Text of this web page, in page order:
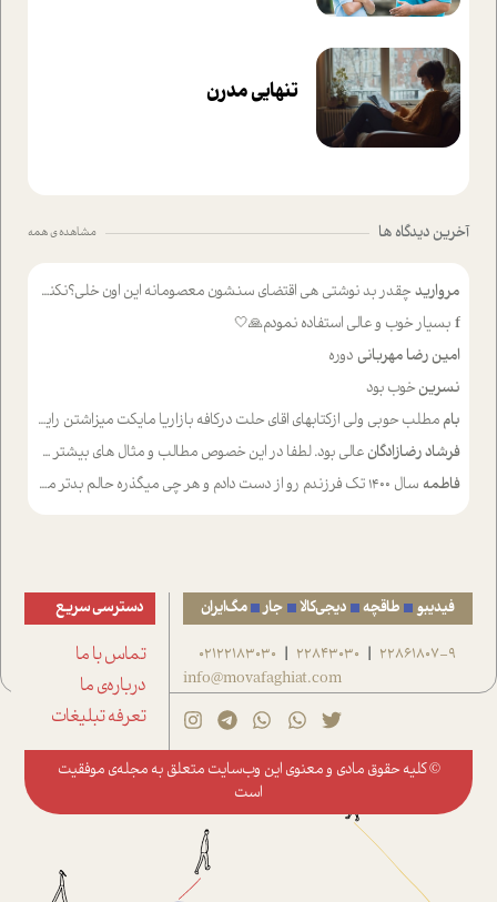
تنهایی مدرن
آخرین دیدگاه ها مشاهده ی همه
مروارید چقدر بد نوشتی هی اقتضای سنشون معصومانه این اون خلی؟نکنه تا چهل سالگی پوشکت میکردن و شیر میخوردی که به اینا میگی کودک
f بسیار خوب و عالی استفاده نمودم🙏🤍
امین رضا مهربانی دوره
نسرینخوب بود
بام مطلب حوبی ولی ازکتابهای اقای حلت درکافه بازاریا مایکت میزاشتن رایگان خوب بود ولی هرکدام خلاصه شده ش تومجله از طریق سایت هم خوبه اینکه درزیر اخرصفحه گذاشته شده خب ادم خبره میره نصب میکنه میخونه ولی هرکسی گوشیش ظرفیتش نداره باتشکر
فرشاد رضازادگان عالی بود. لطفا در این خصوص مطالب و مثال های بیشتر ی ارایه دهید
فاطمه سال ۱۴۰۰ تک فرزندم رو از دست دادم و هر چی میگذره حالم بدتر میشه و دلتنگتر تنایی رو ترجیح دادم و معاشرت برام سخت شده
فیدیبو طاقچه دیجی‌کالا جار مگ‌ایران
22861807-9
|
22843030
|
02122183030
info@movafaghiat.com
دسترسی سریع
تماس با ما
درباره‌ی ما
تعرفه تبلیغات
© کلیه حقوق مادی و معنوی این وب‌سایت متعلق به مجله‌ی موفقیت
است